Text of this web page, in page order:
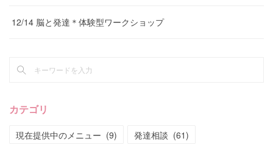
12/14 脳と発達＊体験型ワークショップ
カテゴリ
現在提供中のメニュー (9) 発達相談 (61)